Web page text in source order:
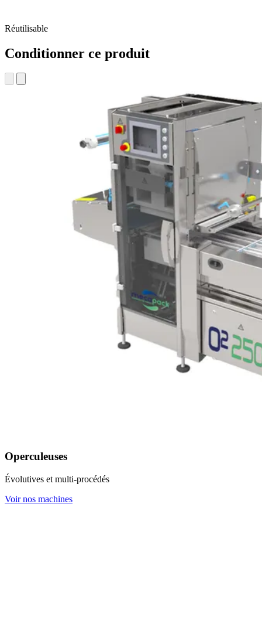
Réutilisable
Conditionner ce produit
Operculeuses
Évolutives et multi-procédés
Voir nos machines